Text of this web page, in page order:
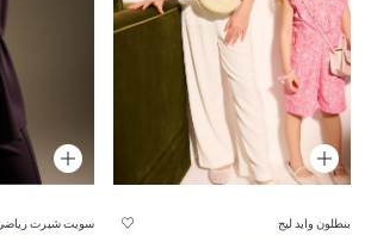
بنطلون وايد ليج